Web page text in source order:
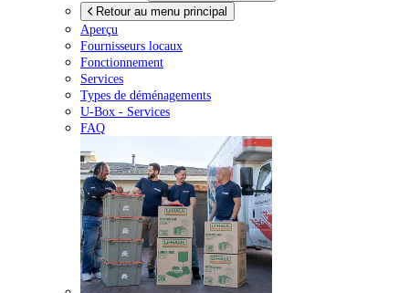
Retour au menu principal
Aperçu
Fournisseurs locaux
Fonctionnement
Services
Types de déménagements
U-Box - Services
FAQ